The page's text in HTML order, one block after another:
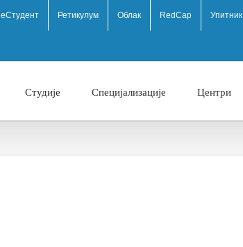
еСтудент Ретикулум Облак RedCap Упитник
Студије Специјализације Центри